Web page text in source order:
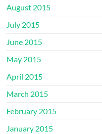
August 2015
July 2015
June 2015
May 2015
April 2015
March 2015
February 2015
January 2015